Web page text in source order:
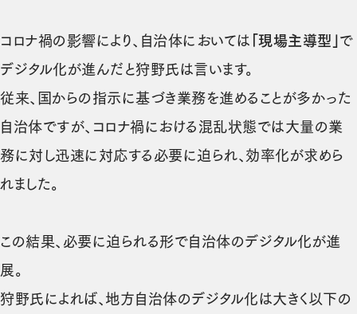
コロナ禍の影響により、自治体においては 「現場主導型」 で
デジタル化が進んだと狩野氏は言います。
従来、国からの指示に基づき業務を進めることが多かった
自治体ですが、コロナ禍における混乱状態では大量の業
務に対し迅速に対応する必要に迫られ、効率化が求めら
れました。
この結果、必要に迫られる形で自治体のデジタル化が進
展。
狩野氏によれば、地方自治体のデジタル化は大きく以下の